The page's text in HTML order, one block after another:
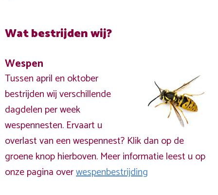
Wat bestrijden wij?
Wespen
Tussen april en oktober
bestrijden wij verschillende
dagdelen per week
wespennesten. Ervaart u
overlast van een wespennest? Klik dan op de
groene knop hierboven. Meer informatie leest u op
onze pagina overwespenbestrijding